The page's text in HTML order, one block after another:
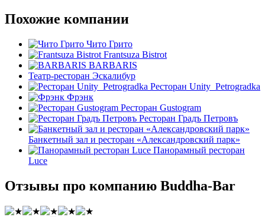
Похожие компании
Чито Грито
Frantsuza Bistrot
BARBARIS
Театр-ресторан Эскалибур
Ресторан Unity_Petrogradka
Фрэнк
Ресторан Gustogram
Ресторан Градъ Петровъ
Банкетный зал и ресторан «Александровский парк»
Панорамный ресторан
Luce
Отзывы про компанию Buddha-Bar